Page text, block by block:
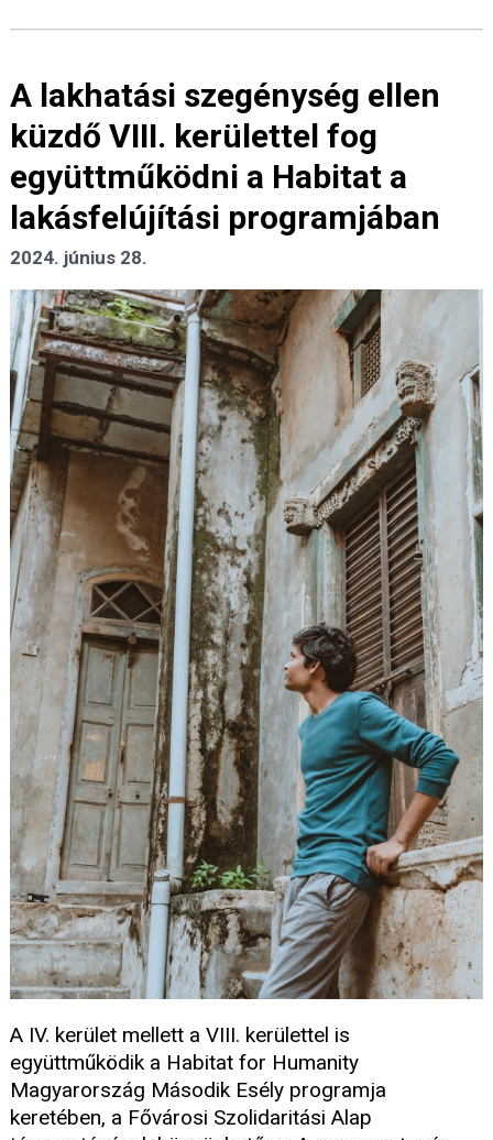
A lakhatási szegénység ellen
küzdő VIII. kerülettel fog
együttműködni a Habitat a
lakásfelújítási programjában
2024. június 28.
A IV. kerület mellett a VIII. kerülettel is
együttműködik a Habitat for Humanity
Magyarország Második Esély programja
keretében, a Fővárosi Szolidaritási Alap